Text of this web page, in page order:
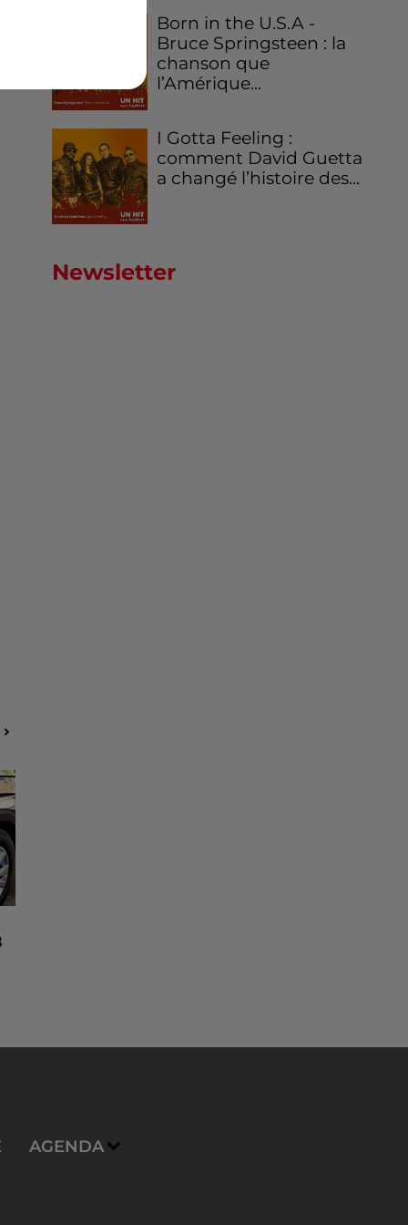
Born in the U.S.A -
Bruce Springsteen : la
chanson que
l’Amérique...
I Gotta Feeling :
comment David Guetta
a changé l’histoire des...
Newsletter
AGENDA